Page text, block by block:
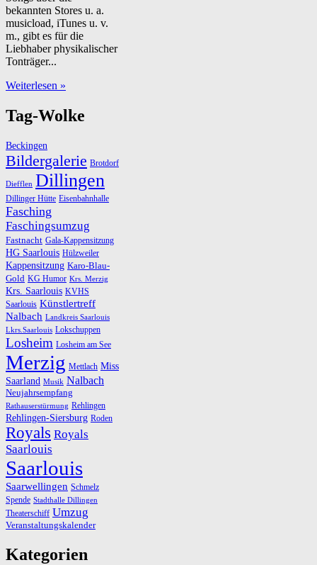
bekannten Stores u. a.
musicload, iTunes u. v.
m., gibt es für die
Liebhaber physikalischer
Tonträger...
Weiterlesen »
Tag-Wolke
Beckingen
Bildergalerie Brotdorf
Diefflen Dillingen
Dillinger Hütte Eisenbahnhalle
Fasching
Faschingsumzug
Fastnacht Gala-Kappensitzung
HG Saarlouis Hülzweiler
Kappensitzung Karo-Blau-
Gold KG Humor Krs. Merzig
Krs. Saarlouis KVHS
Saarlouis Künstlertreff
Nalbach Landkreis Saarlouis
Lkrs.Saarlouis Lokschuppen
Losheim Losheim am See
Merzig Mettlach Miss
Saarland Musik Nalbach
Neujahrsempfang
Rathauserstürmung Rehlingen
Rehlingen-Siersburg Roden
Royals Royals
Saarlouis
Saarlouis
Saarwellingen Schmelz
Spende Stadthalle Dillingen
Theaterschiff Umzug
Veranstaltungskalender
Kategorien